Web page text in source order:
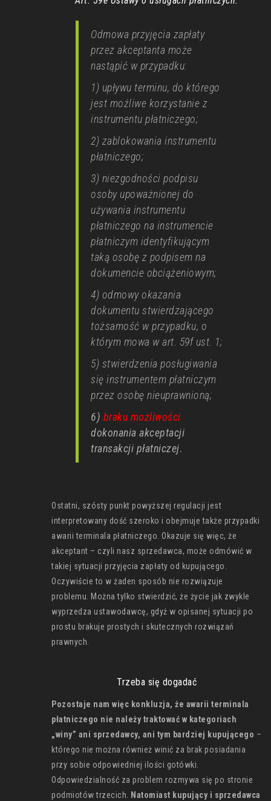
Odmowa przyjęcia zapłaty
przez akceptanta może
nastąpić w przypadku:
1) upływu terminu, do którego
jest możliwe korzystanie z
instrumentu płatniczego;
2) zablokowania instrumentu
płatniczego;
3) niezgodności podpisu
osoby upoważnionej do
używania instrumentu
płatniczego na instrumencie
płatniczym identyfikującym
taką osobę z podpisem na
dokumencie obciążeniowym;
4) odmowy okazania
dokumentu stwierdzającego
tożsamość w przypadku, o
którym mowa w art. 59f ust. 1;
5) stwierdzenia posługiwania
się instrumentem płatniczym
przez osobę nieuprawnioną;
6) braku możliwości
dokonania akceptacji
transakcji płatniczej.
Ostatni, szósty punkt powyższej regulacji jest
interpretowany dość szeroko i obejmuje także przypadki
awarii terminala płatniczego. Okazuje się więc, że
akceptant – czyli nasz sprzedawca, może odmówić w
takiej sytuacji przyjęcia zapłaty od kupującego.
Oczywiście to w żaden sposób nie rozwiązuje
problemu. Można tylko stwierdzić, że życie jak zwykle
wyprzedza ustawodawcę, gdyż w opisanej sytuacji po
prostu brakuje prostych i skutecznych rozwiązań
prawnych.
Trzeba się dogadać
Pozostaje nam więc konkluzja, że awarii terminala
płatniczego nie należy traktować w kategoriach
„winy” ani sprzedawcy, ani tym bardziej kupującego –
którego nie można również winić za brak posiadania
przy sobie odpowiedniej ilości gotówki.
Odpowiedzialność za problem rozmywa się po stronie
podmiotów trzecich.
Natomiast kupujący i sprzedawca